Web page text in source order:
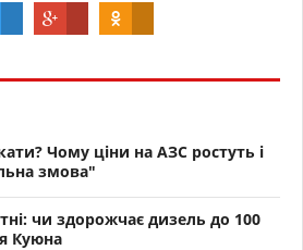
Чому ціни на АЗС ростуть і
змова"
чи здорожчає дизель до 100
Куюна